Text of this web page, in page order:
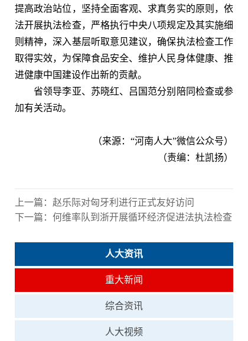
提高政治站位，坚持全面客观、求真务实的原则，依
法开展执法检查，严格执行中央八项规定及其实施细
则精神，深入基层听取意见建议，确保执法检查工作
取得实效，为保障食品安全、维护人民身体健康、推
进健康中国建设作出新的贡献。
省领导李亚、苏晓红、吕国范分别陪同检查或参
加有关活动。
（来源：“河南人大”微信公众号）
（责编：杜凯扬）
上一篇： 赵乐际对匈牙利进行正式友好访问
下一篇： 何维率队到浙开展循环经济促进法执法检查
人大资讯
重大新闻
综合资讯
人大视频